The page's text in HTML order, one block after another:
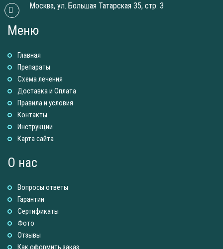
Москва, ул. Большая Татарская 35, стр. 3
Меню
Главная
Препараты
Схема лечения
Доставка и Оплатa
Правила и условия
Контакты
Инструкции
Карта сайта
О нас
Вопросы ответы
Гарантии
Сертификаты
Фото
Отзывы
Как оформить заказ